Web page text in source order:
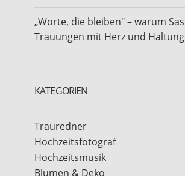
„Worte, die bleiben" – warum
Trauungen mit Herz und
KATEGORIEN
Trauredner
Hochzeitsfotograf
Hochzeitsmusik
Blumen & Deko